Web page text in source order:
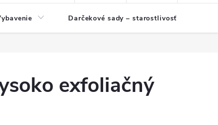
Darčekové sady – starostlivosť o pleť a
exfoliačný